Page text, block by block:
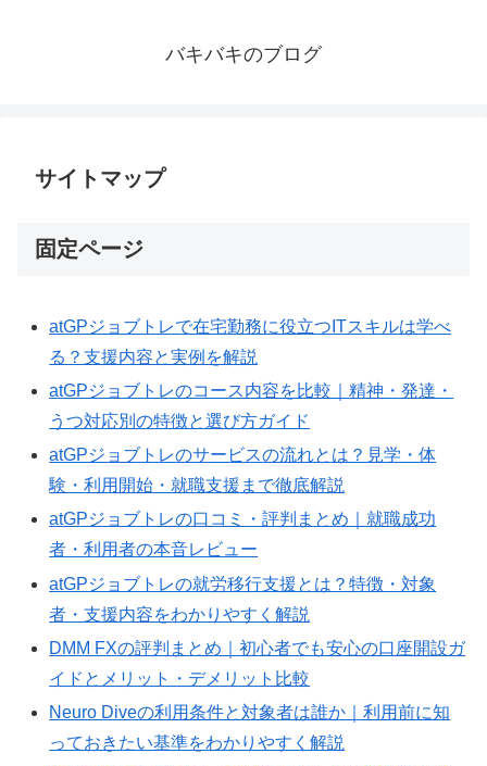
バキバキのブログ
サイトマップ
固定ページ
atGPジョブトレで在宅勤務に役立つITスキルは学べ
る？支援内容と実例を解説
atGPジョブトレのコース内容を比較｜精神・発達・
うつ対応別の特徴と選び方ガイド
atGPジョブトレのサービスの流れとは？見学・体
験・利用開始・就職支援まで徹底解説
atGPジョブトレの口コミ・評判まとめ｜就職成功
者・利用者の本音レビュー
atGPジョブトレの就労移行支援とは？特徴・対象
者・支援内容をわかりやすく解説
DMM FXの評判まとめ｜初心者でも安心の口座開設ガ
イドとメリット・デメリット比較
Neuro Diveの利用条件と対象者は誰か｜利用前に知
っておきたい基準をわかりやすく解説